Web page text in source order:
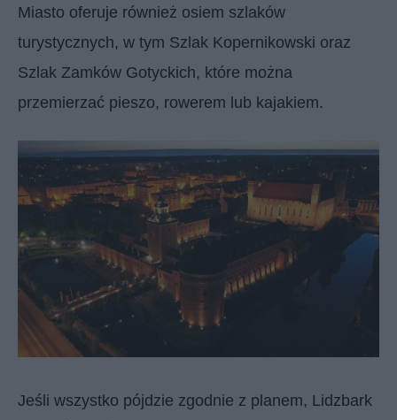
Miasto oferuje również osiem szlaków
turystycznych, w tym Szlak Kopernikowski oraz
Szlak Zamków Gotyckich, które można
przemierzać pieszo, rowerem lub kajakiem.
Jeśli wszystko pójdzie zgodnie z planem, Lidzbark